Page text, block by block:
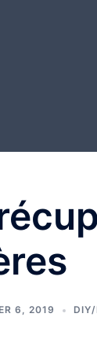
6, 2019 DIY/